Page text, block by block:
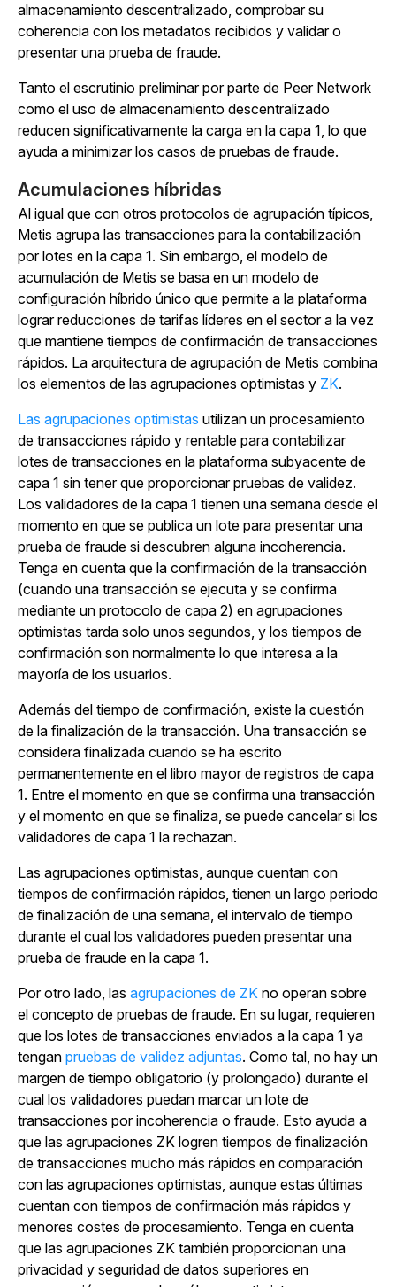
almacenamiento descentralizado, comprobar su
coherencia con los metadatos recibidos y validar o
presentar una prueba de fraude.
Tanto el escrutinio preliminar por parte de Peer Network
como el uso de almacenamiento descentralizado
reducen significativamente la carga en la capa 1, lo que
ayuda a minimizar los casos de pruebas de fraude.
Acumulaciones híbridas
Al igual que con otros protocolos de agrupación típicos,
Metis agrupa las transacciones para la contabilización
por lotes en la capa 1. Sin embargo, el modelo de
acumulación de Metis se basa en un modelo de
configuración híbrido único que permite a la plataforma
lograr reducciones de tarifas líderes en el sector a la vez
que mantiene tiempos de confirmación de transacciones
rápidos. La arquitectura de agrupación de Metis combina
los elementos de las agrupaciones optimistas y ZK.
Las agrupaciones optimistas utilizan un procesamiento
de transacciones rápido y rentable para contabilizar
lotes de transacciones en la plataforma subyacente de
capa 1 sin tener que proporcionar pruebas de validez.
Los validadores de la capa 1 tienen una semana desde el
momento en que se publica un lote para presentar una
prueba de fraude si descubren alguna incoherencia.
Tenga en cuenta que la confirmación de la transacción
(cuando una transacción se ejecuta y se confirma
mediante un protocolo de capa 2) en agrupaciones
optimistas tarda solo unos segundos, y los tiempos de
confirmación son normalmente lo que interesa a la
mayoría de los usuarios.
Además del tiempo de confirmación, existe la cuestión
de la finalización de la transacción. Una transacción se
considera finalizada cuando se ha escrito
permanentemente en el libro mayor de registros de capa
1. Entre el momento en que se confirma una transacción
y el momento en que se finaliza, se puede cancelar si los
validadores de capa 1 la rechazan.
Las agrupaciones optimistas, aunque cuentan con
tiempos de confirmación rápidos, tienen un largo periodo
de finalización de una semana, el intervalo de tiempo
durante el cual los validadores pueden presentar una
prueba de fraude en la capa 1.
Por otro lado, las agrupaciones de ZK no operan sobre
el concepto de pruebas de fraude. En su lugar, requieren
que los lotes de transacciones enviados a la capa 1 ya
tengan pruebas de validez adjuntas. Como tal, no hay un
margen de tiempo obligatorio (y prolongado) durante el
cual los validadores puedan marcar un lote de
transacciones por incoherencia o fraude. Esto ayuda a
que las agrupaciones ZK logren tiempos de finalización
de transacciones mucho más rápidos en comparación
con las agrupaciones optimistas, aunque estas últimas
cuentan con tiempos de confirmación más rápidos y
menores costes de procesamiento. Tenga en cuenta
que las agrupaciones ZK también proporcionan una
privacidad y seguridad de datos superiores en